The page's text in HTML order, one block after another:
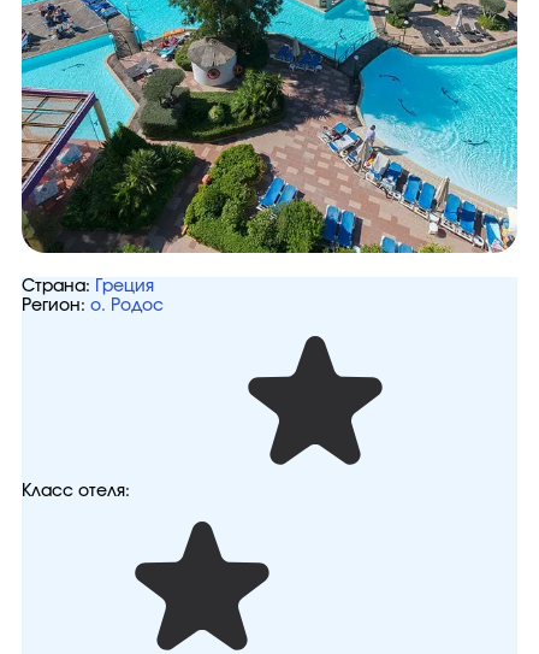
Страна:
Греция
Регион: о. Родос
Класс отеля: